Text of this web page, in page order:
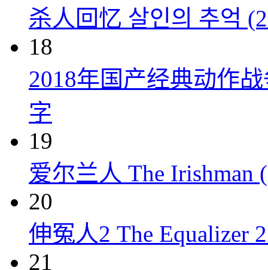
杀人回忆 살인의 추억
18
2018年国产经典动作
字
19
爱尔兰人 The Irishman
20
伸冤人2 The Equalizer
21